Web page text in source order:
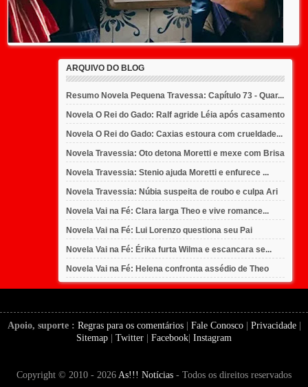
ARQUIVO DO BLOG
Resumo Novela Pequena Travessa: Capítulo 73 - Quar...
Novela O Rei do Gado: Ralf agride Léia após casamento
Novela O Rei do Gado: Caxias estoura com crueldade...
Novela Travessia: Oto detona Moretti e mexe com Brisa
Novela Travessia: Stenio ajuda Moretti e enfurece ...
Novela Travessia: Núbia suspeita de roubo e culpa Ari
Novela Vai na Fé: Clara larga Theo e vive romance...
Novela Vai na Fé: Lui Lorenzo questiona seu Pai
Novela Vai na Fé: Érika furta Wilma e escancara se...
Novela Vai na Fé: Helena confronta assédio de Theo
Apoio, suporte : Regras para os comentários| Fale Conosco| Privacidade|
Sitemap
Twitter Facebook Instagram
Copyright © 2010 - 2026 As!!! Notícias - Todos os direitos reservados